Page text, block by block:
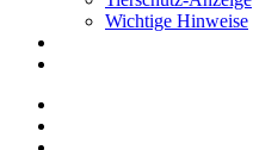
Wichtige Hinweise